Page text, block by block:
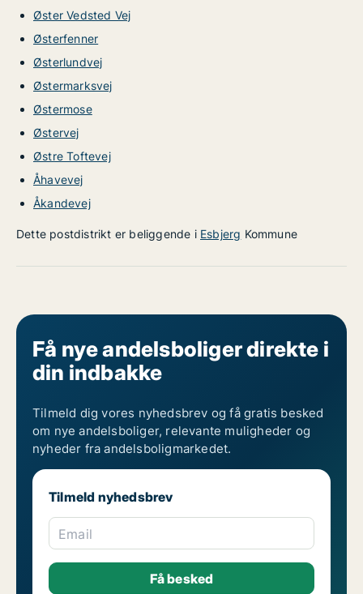
Øster Vedsted Vej
Østerfenner
Østerlundvej
Østermarksvej
Østermose
Østervej
Østre Toftevej
Åhavevej
Åkandevej
Dette postdistrikt er beliggende i Esbjerg Kommune
Få nye andelsboliger direkte i
din indbakke
Tilmeld dig vores nyhedsbrev og få gratis besked
om nye andelsboliger, relevante muligheder og
nyheder fra andelsboligmarkedet.
Tilmeld nyhedsbrev
Email